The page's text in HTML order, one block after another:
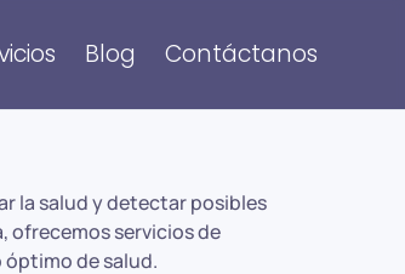
Blog Contáctanos
la salud y detectar posibles
ofrecemos servicios de
de salud.